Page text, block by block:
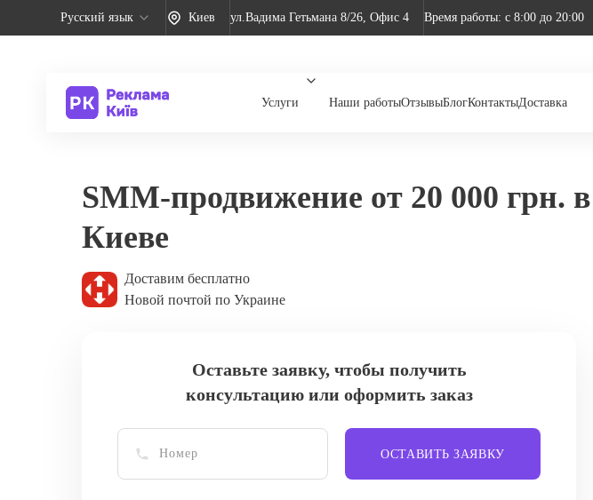
Русский язык Киев ул.Вадима Гетьмана 8/26, Офис 4 Время работы: c 8:00 до 20:00
Услуги Наши работыОтзывыБлогКонтактыДоставка
SММ-продвижение от 20 000 грн. в
Киеве
Доставим бесплатно
Новой почтой по Украине
Оставьте заявку, чтобы получить
консультацию или оформить заказ
ОСТАВИТЬ ЗАЯВКУ